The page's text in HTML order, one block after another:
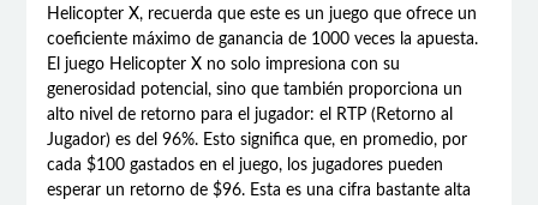
Helicopter X, recuerda que este es un juego que ofrece un
coeficiente máximo de ganancia de 1000 veces la apuesta.
El juego Helicopter X no solo impresiona con su
generosidad potencial, sino que también proporciona un
alto nivel de retorno para el jugador: el RTP (Retorno al
Jugador) es del 96%. Esto significa que, en promedio, por
cada $100 gastados en el juego, los jugadores pueden
esperar un retorno de $96. Esta es una cifra bastante alta